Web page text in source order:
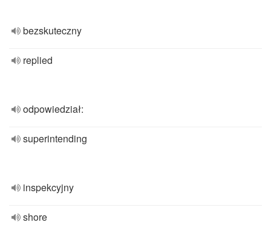
bezskuteczny
replied
odpowiedział:
superintending
inspekcyjny
shore